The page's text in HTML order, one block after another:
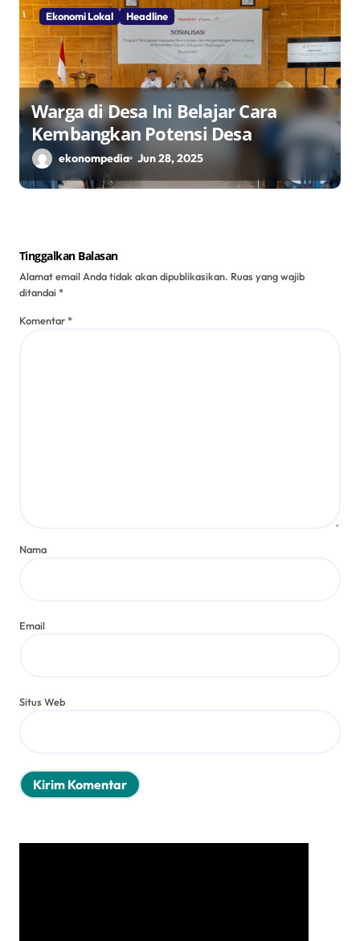
Ekonomi Lokal Headline
Warga di Desa Ini Belajar Cara
Kembangkan Potensi Desa
ekonompedia Jun 28, 2025
Tinggalkan Balasan
Alamat email Anda tidak akan dipublikasikan. Ruas yang wajib
ditandai*
Komentar*
Nama
Email
Situs Web